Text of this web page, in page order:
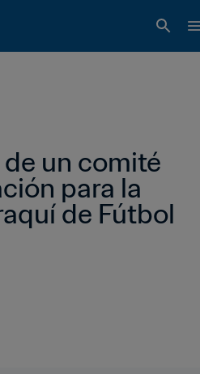
un comité
para la
de Fútbol